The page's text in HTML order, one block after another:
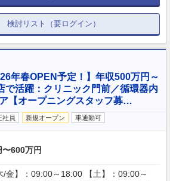
検討リスト（要ログイン）
年春OPEN予定！】年収500万円～
で活躍：クリニック門前／循環器内
【オープニングスタッフ募…
社員 新規オープン 車通勤可
600万円
/金】：09:00～18:00 【土】：09:00～